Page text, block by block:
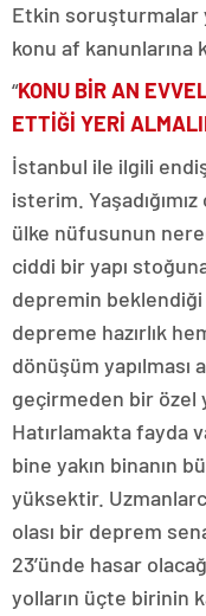
Etkin soruşturmalar
konu af kanunlarına
“KONU BİR AN
ETTİĞİ YERİ
İstanbul ile ilgili
isterim.
ülke nüfusunun
ciddi bir yapı
depremin beklendiği
depreme hazırlık
dönüşüm
geçirmeden bir özel
Hatırlamakta fayda
bine yakın binanın
yüksektir.
olası bir deprem
23’ünde hasar
yolların üçte birinin